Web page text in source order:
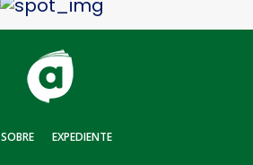
SOBRE EXPEDIENTE